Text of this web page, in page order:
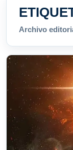
Archivo